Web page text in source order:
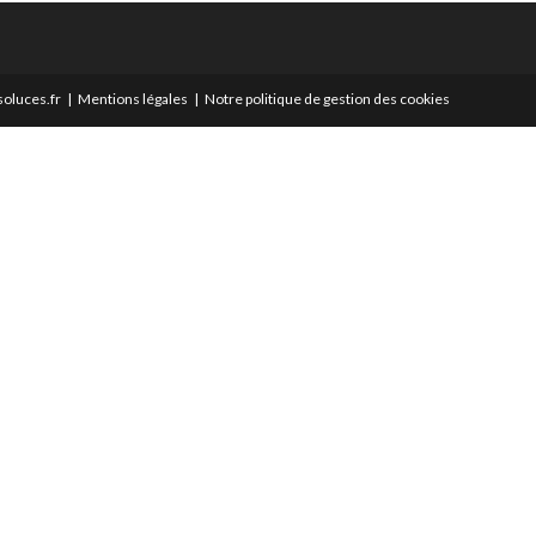
Mentions légales Notre politique de gestion des cookies